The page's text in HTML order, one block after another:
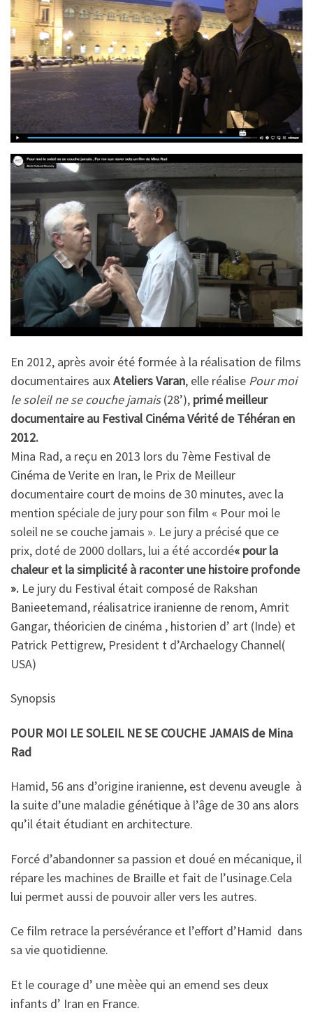
En 2012, après avoir été formée à la réalisation de films
documentaires auxAteliers Varan, elle réalise Pour moi
le soleil ne se couche jamais(28’), primé meilleur
documentaire au Festival Cinéma Vérité de Téhéran en
2012.
Mina Rad, a reçu en 2013 lors du 7ème Festival de
Cinéma de Verite en Iran, le Prix de Meilleur
documentaire court de moins de 30 minutes, avec la
mention spéciale de jury pour son film « Pour moi le
soleil ne se couche jamais ». Le jury a précisé que ce
prix, doté de 2000 dollars, lui a été accordé« pour la
chaleur et la simplicité à raconter une histoire profonde
». Le jury du Festival était composé de Rakshan
Banieetemand, réalisatrice iranienne de renom, Amrit
Gangar, théoricien de cinéma , historien d’ art (Inde) et
Patrick Pettigrew, President t d’Archaelogy Channel(
USA)
Synopsis
POUR MOI LE SOLEIL NE SE COUCHE JAMAIS de Mina
Rad
Hamid, 56 ans d’origine iranienne, est devenu aveugle à
la suite d’une maladie génétique à l’âge de 30 ans alors
qu’il était étudiant en architecture.
Forcé d’abandonner sa passion et doué en mécanique, il
répare les machines de Braille et fait de l’usinage.Cela
lui permet aussi de pouvoir aller vers les autres.
Ce film retrace la persévérance et l’effort d’Hamid dans
sa vie quotidienne.
Et le courage d’ une mèèe qui an emend ses deux
infants d’ Iran en France.